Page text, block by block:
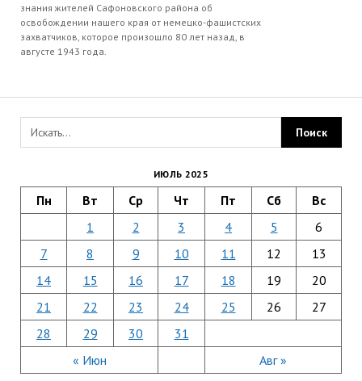
знания жителей Сафоновского района об
освобождении нашего края от немецко-фашистских
захватчиков, которое произошло 80 лет назад, в
августе 1943 года.
ИЮЛЬ 2025
Пн Вт Ср Чт Пт Сб Вс
« Июн Авг »
1 2 3 4 5
6
7
8 9 10 11 12
13
14
15 16 17 18 19
20
21
22 23 24 25 26
27
28
29 30 31